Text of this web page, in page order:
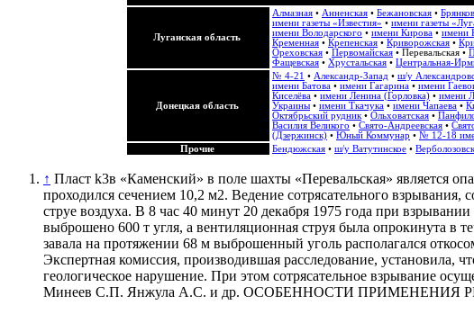
Луганская область
Алмазная • Анненская • Бежановская •
имени газеты «Известия» • имени газеты
имени Володарского • имени Кирова • имени
Кременная • Крепенская • Криворожская •
Ореховская • Первомайская • Перевальская •
Фащевская • Хрустальская • Центральная-
Донецкая область
№ 4-21 • Александр-Запад • ш/у
имени Батова • имени Гагарина • имени
Киселёва • имени Ленина (Горловка) • имени
Украины • имени Ткачука • имени Чапаева •
Октябрьский рудник • Ольховатская •
Василия Великого • Свято-Андреевская •
(Дзержинск) • Юный Коммунар • № 12-18
Прочие
Бендюжская • ш/у Ватутинское •
↑ Пласт k3в «Каменский» в поле шахты «Перевальская» является
проходился сечением 10,2 м2. Ведение сотрясательного взрывания,
струе воздуха. В 8 час 40 минут 20 декабря 1975 года при
выброшено 600 т угля, а вентиляционная струя была опрокинута в
завала на протяжении 68 м выброшенный уголь располагался
Экспертная комиссия, производившая расследование, установила,
геологическое нарушение. При этом сотрясательное взрывание
Минеев С.П. Янжула А.С. и др. ОСОБЕННОСТИ